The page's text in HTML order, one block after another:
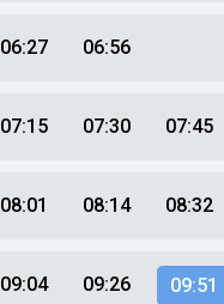
06:27 06:56
07:15 07:30 07:45
08:01 08:14 08:32
09:04 09:26 09:51